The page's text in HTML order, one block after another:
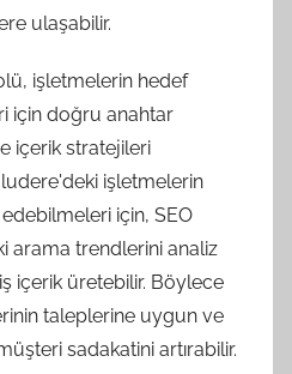
ulaşabilir.
işletmelerin hedef
için doğru anahtar
içerik stratejileri
işletmelerin
için, SEO
arama trendlerini analiz
içerik üretebilir. Böylece
taleplerine uygun ve
sadakatini artırabilir.